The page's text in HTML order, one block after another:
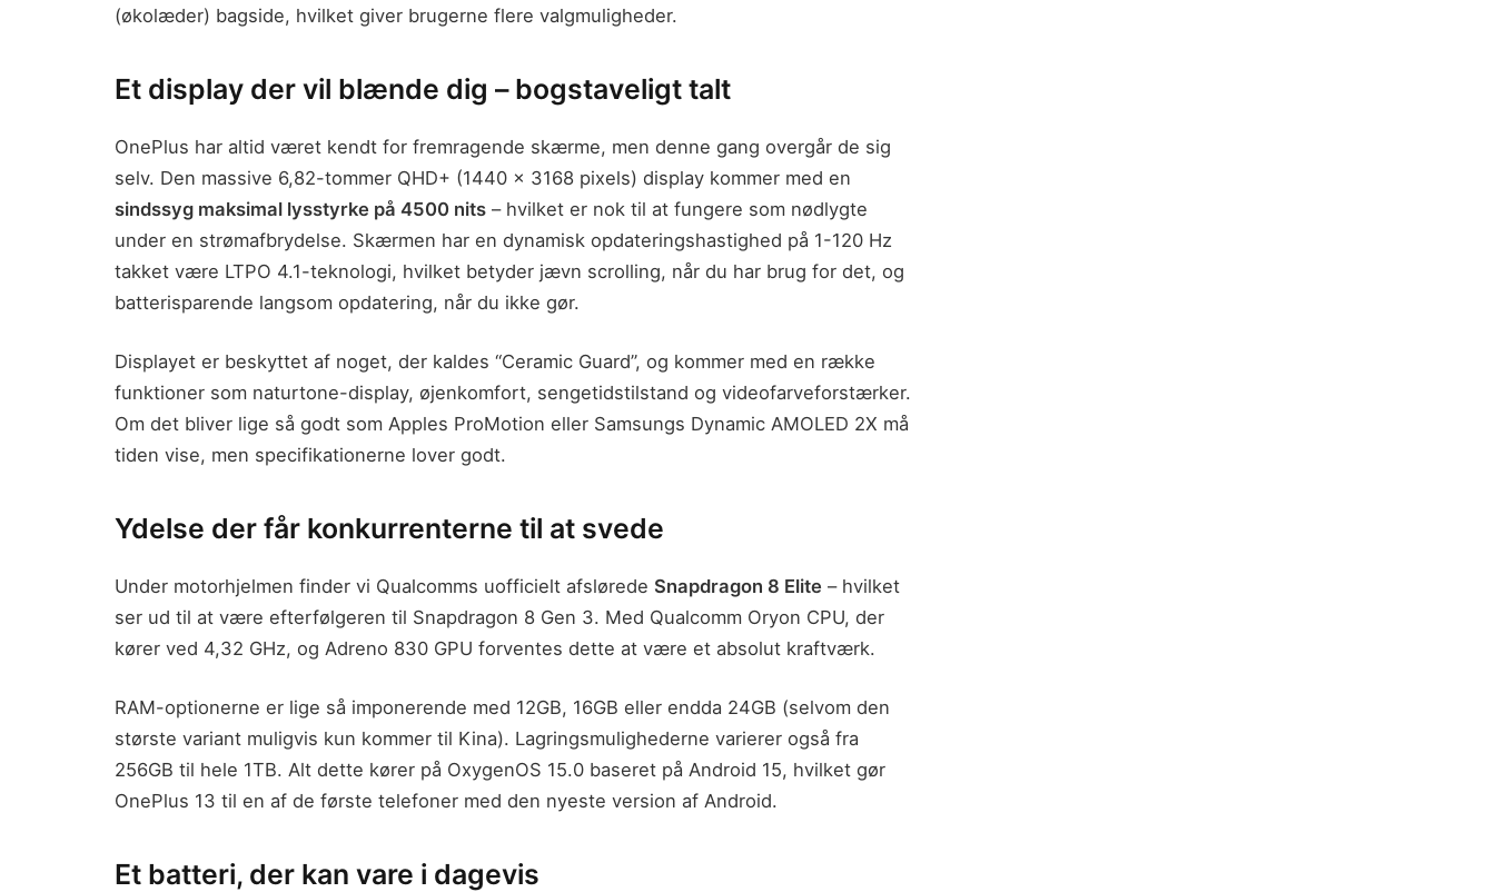
(økolæder) bagside, hvilket giver brugerne flere valgmuligheder.
Et display der vil blænde dig – bogstaveligt talt
OnePlus har altid været kendt for fremragende skærme, men denne gang overgår de sig
selv. Den massive 6,82-tommer QHD+ (1440 x 3168 pixels) display kommer med en
sindssyg maksimal lysstyrke på 4500 nits – hvilket er nok til at fungere som nødlygte
under en strømafbrydelse. Skærmen har en dynamisk opdateringshastighed på 1-120 Hz
takket være LTPO 4.1-teknologi, hvilket betyder jævn scrolling, når du har brug for det, og
batterisparende langsom opdatering, når du ikke gør.
Displayet er beskyttet af noget, der kaldes “Ceramic Guard”, og kommer med en række
funktioner som naturtone-display, øjenkomfort, sengetidstilstand og videofarveforstærker.
Om det bliver lige så godt som Apples ProMotion eller Samsungs Dynamic AMOLED 2X må
tiden vise, men specifikationerne lover godt.
Ydelse der får konkurrenterne til at svede
Under motorhjelmen finder vi Qualcomms uofficielt afslørede Snapdragon 8 Elite – hvilket
ser ud til at være efterfølgeren til Snapdragon 8 Gen 3. Med Qualcomm Oryon CPU, der
kører ved 4,32 GHz, og Adreno 830 GPU forventes dette at være et absolut kraftværk.
RAM-optionerne er lige så imponerende med 12GB, 16GB eller endda 24GB (selvom den
største variant muligvis kun kommer til Kina). Lagringsmulighederne varierer også fra
256GB til hele 1TB. Alt dette kører på OxygenOS 15.0 baseret på Android 15, hvilket gør
OnePlus 13 til en af de første telefoner med den nyeste version af Android.
Et batteri, der kan vare i dagevis